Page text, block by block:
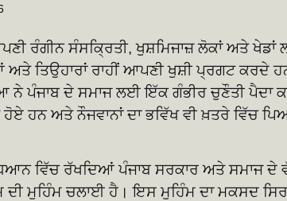
ਰੰਗੀਨ ਸੰਸਕ੍ਰਿਤੀ, ਖੁਸ਼ਮਿਜਾਜ਼ ਲੋਕਾਂ ਅਤੇ
ਤਿਉਹਾਰਾਂ ਰਾਹੀਂ ਆਪਣੀ ਖੁਸ਼ੀ ਪ੍ਰਗਟ ਕਰਦੇ
ਨੇ ਪੰਜਾਬ ਦੇ ਸਮਾਜ ਲਈ ਇੱਕ ਗੰਭੀਰ ਚੁਣੌਤੀ ਪੈਦਾ
ਹੋਏ ਹਨ ਅਤੇ ਨੌਜਵਾਨਾਂ ਦਾ ਭਵਿੱਖ ਵੀ ਖ਼ਤਰੇ ਵਿੱਚ
ਵਿੱਚ ਰੱਖਦਿਆਂ ਪੰਜਾਬ ਸਰਕਾਰ ਅਤੇ ਸਮਾਜ ਦੇ
ਦੀ ਮੁਹਿੰਮ ਚਲਾਈ ਹੈ। ਇਸ ਮੁਹਿੰਮ ਦਾ ਮਕਸਦ